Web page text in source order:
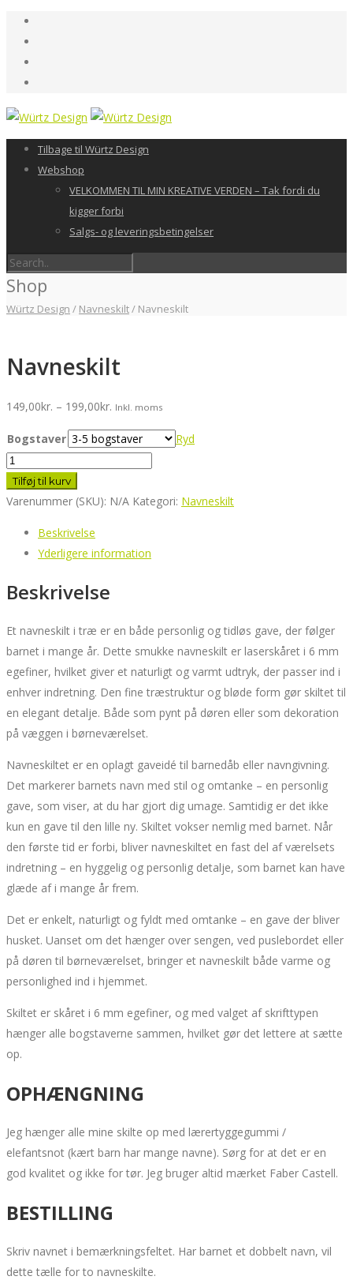
Tilbage til Würtz Design
Webshop
VELKOMMEN TIL MIN KREATIVE VERDEN – Tak fordi du
kigger forbi
Salgs- og leveringsbetingelser
Shop
Würtz Design / Navneskilt/ Navneskilt
Navneskilt
149,00kr. – 199,00kr. Prisinterval:
til
199,00kr.
Inkl. moms
Bogstaver
Ryd
Navneskilt
antal
Tilføj til kurv
Varenummer (SKU): N/A Kategori: Navneskilt
Beskrivelse
Yderligere information
Beskrivelse
Et navneskilt i træ er en både personlig og tidløs gave, der følger
barnet i mange år. Dette smukke navneskilt er laserskåret i 6 mm
egefiner, hvilket giver et naturligt og varmt udtryk, der passer ind i
enhver indretning. Den fine træstruktur og bløde form gør skiltet til
en elegant detalje. Både som pynt på døren eller som dekoration
på væggen i børneværelset.
Navneskiltet er en oplagt gaveidé til barnedåb eller navngivning.
Det markerer barnets navn med stil og omtanke – en personlig
gave, som viser, at du har gjort dig umage. Samtidig er det ikke
kun en gave til den lille ny. Skiltet vokser nemlig med barnet. Når
den første tid er forbi, bliver navneskiltet en fast del af værelsets
indretning – en hyggelig og personlig detalje, som barnet kan have
glæde af i mange år frem.
Det er enkelt, naturligt og fyldt med omtanke – en gave der bliver
husket. Uanset om det hænger over sengen, ved puslebordet eller
på døren til børneværelset, bringer et navneskilt både varme og
personlighed ind i hjemmet.
Skiltet er skåret i 6 mm egefiner, og med valget af skrifttypen
hænger alle bogstaverne sammen, hvilket gør det lettere at sætte
op.
OPHÆNGNING
Jeg hænger alle mine skilte op med lærertyggegummi /
elefantsnot (kært barn har mange navne). Sørg for at det er en
god kvalitet og ikke for tør. Jeg bruger altid mærket Faber Castell.
BESTILLING
Skriv navnet i bemærkningsfeltet. Har barnet et dobbelt navn, vil
dette tælle for to navneskilte.